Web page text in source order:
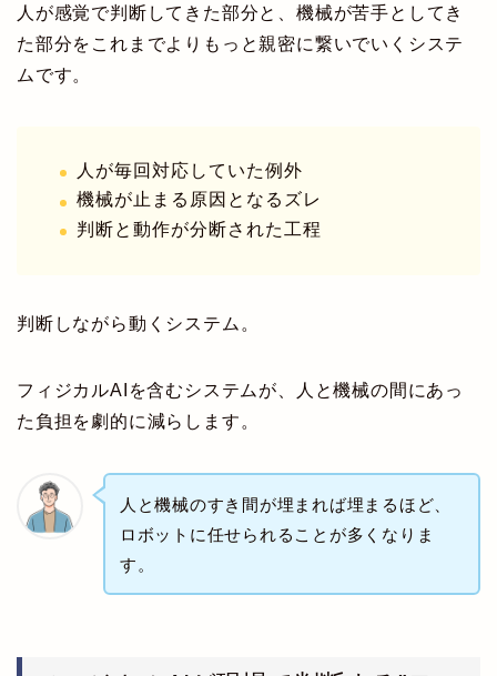
人が感覚で判断してきた部分と、機械が苦手としてき
た部分をこれまでよりもっと親密に繋いでいくシステ
ムです。
人が毎回対応していた例外
機械が止まる原因となるズレ
判断と動作が分断された工程
判断しながら動くシステム。
フィジカルAIを含むシステムが、人と機械の間にあっ
た負担を劇的に減らします。
人と機械のすき間が埋まれば埋まるほど、
ロボットに任せられることが多くなりま
す。